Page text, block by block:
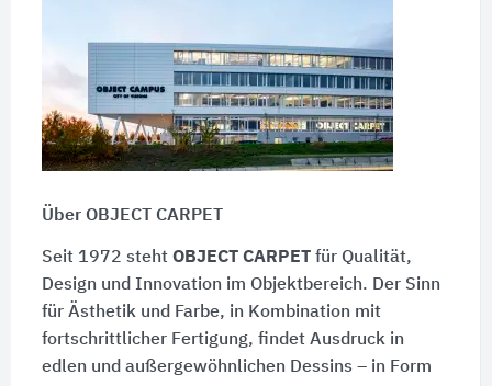
Über OBJECT CARPET
Seit 1972 steht OBJECT CARPETfür Qualität,
Design und Innovation im Objektbereich. Der Sinn
für Ästhetik und Farbe, in Kombination mit
fortschrittlicher Fertigung, findet Ausdruck in
edlen und außergewöhnlichen Dessins – in Form